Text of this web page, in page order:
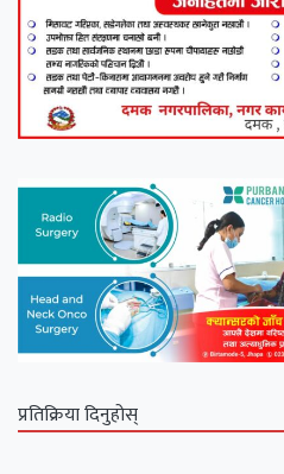
प्रतिक्रिया दिनुहोस्